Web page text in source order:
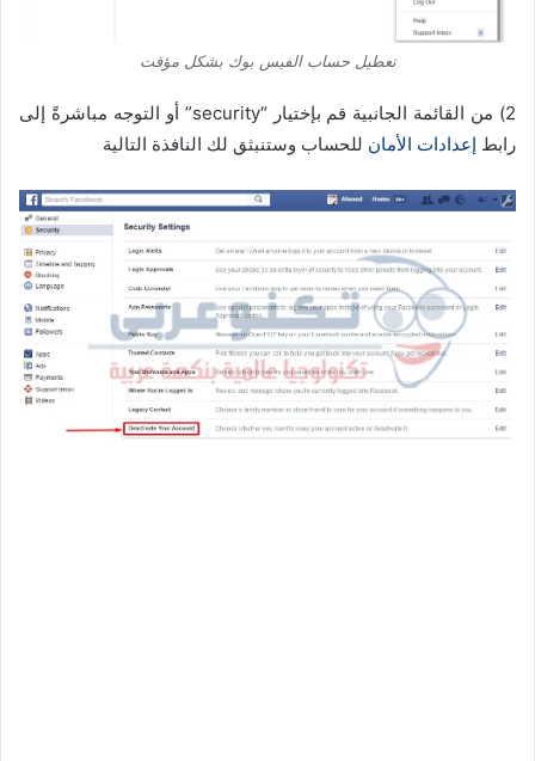
تعطيل حساب الفيس بوك بشكل مؤقت
2) من القائمة الجانبية قم بإختيار “security” أو التوجه مباشرةً إلى
رابط إعدادات الأمان للحساب وستنبثق لك النافذة التالية